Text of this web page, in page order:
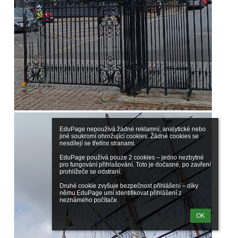
EduPage nepoužívá žádné reklamní, analytické nebo
jiné soukromí ohrožující cookies. Žádné cookies se
nesdílejí se třetími stranami.
EduPage používá pouze 2 cookies – jedno nezbytné
pro fungování přihlašování. Toto je dočasné, po zavření
prohlížeče se odstraní.
Druhé cookie zvyšuje bezpečnost přihlášení – díky
němu EduPage umí identifikovat přihlášení z
neznámého počítače.
OK